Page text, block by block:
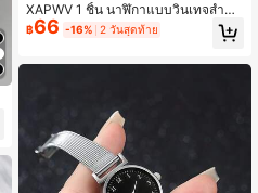
XAPWV 1 ชิ้น นาฬิกาแบบวินเทจสำหรั
บผู้หญิงมีสายยืด รูปทรงถังแบบคลาสสิก
นาฬิกาควอตซ์ที่หรูหราสำหรับสตรี
฿66 -16% 2 วันสุดท้าย